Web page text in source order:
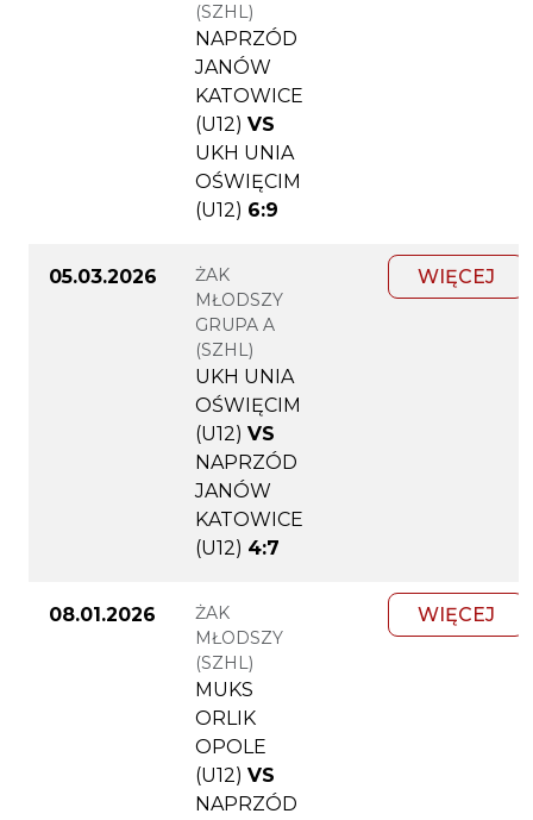
(SZHL)
NAPRZÓD
JANÓW
KATOWICE
(U12) VS
UKH UNIA
OŚWIĘCIM
(U12) 6:9
05.03.2026
ŻAK
MŁODSZY
GRUPA A
(SZHL)
UKH UNIA
OŚWIĘCIM
(U12) VS
NAPRZÓD
JANÓW
KATOWICE
(U12) 4:7
WIĘCEJ
08.01.2026
ŻAK
MŁODSZY
(SZHL)
MUKS
ORLIK
OPOLE
(U12) VS
NAPRZÓD
WIĘCEJ